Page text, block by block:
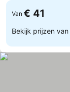
Van € 41
Bekijk prijzen van